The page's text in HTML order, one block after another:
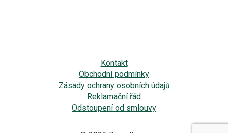
Kontakt
Obchodní podmínky
Zásady ochrany osobních údajů
Reklamační řád
Odstoupení od smlouvy